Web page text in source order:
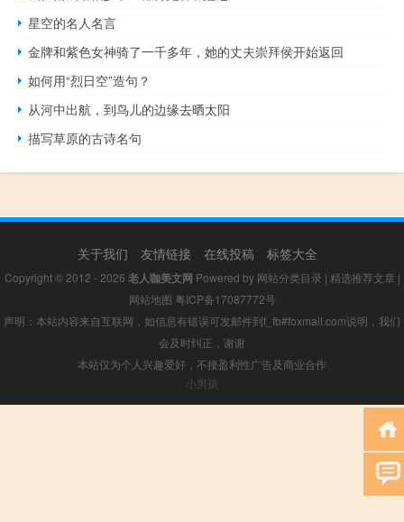
星空的名人名言
金牌和紫色女神骑了一千多年，她的丈夫崇拜侯开始返回
如何用“烈日空”造句？
从河中出航，到鸟儿的边缘去晒太阳
描写草原的古诗名句
关于我们 友情链接 在线投稿 标签大全
Copyright © 2012 - 2026 老人咖美文网 Powered by 网站分类目录 | 精选推荐文章 |
网站地图 粤ICP备17087772号
声明：本站内容来自互联网，如信息有错误可发邮件到f_fb#foxmail.com说明，我们
会及时纠正，谢谢
本站仅为个人兴趣爱好，不接盈利性广告及商业合作
小男孩